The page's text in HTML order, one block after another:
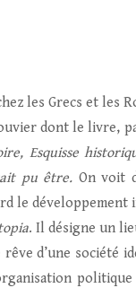
les Grecs et les
dont le livre,
Esquisse
pu être. On voit
le
. Il désigne un
rêve d’une société